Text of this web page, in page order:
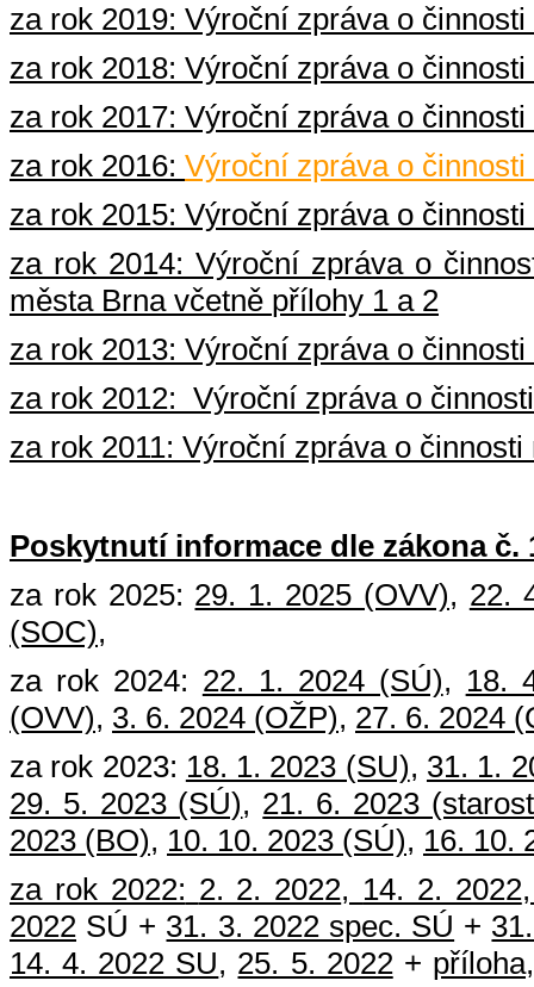
za rok 2019: Výroční zpráva o
za rok 2018: Výroční zpráva o
za rok 2017: Výroční zpráva o
za rok 2016: Výroční zpráva o
za rok 2015: Výroční zpráva o
za rok 2014: Výroční zpráva o
města Brnavčetně přílohy 1 a 2
za rok 2013: Výroční zpráva o
za rok 2012: Výroční zpráva o
za rok 2011: Výroční zpráva o
Poskytnutí informace dle zákona č.
za rok 2025: 29. 1. 2025 (OVV), 22.
(SOC),
za rok 2024: 22. 1. 2024 (SÚ), 18.
(OVV), 3. 6. 2024 (OŽP), 27. 6. 2024
za rok 2023: 18. 1. 2023 (SU), 31. 1.
29. 5. 2023 (SÚ), 21. 6. 2023
2023 (BO), 10. 10. 2023 (SÚ), 16. 10.
za rok 2022: 2. 2. 2022, 14. 2. 2022
2022 SÚ + 31. 3. 2022 spec. SÚ +
14. 4. 2022 SU, 25. 5. 2022+ příloha